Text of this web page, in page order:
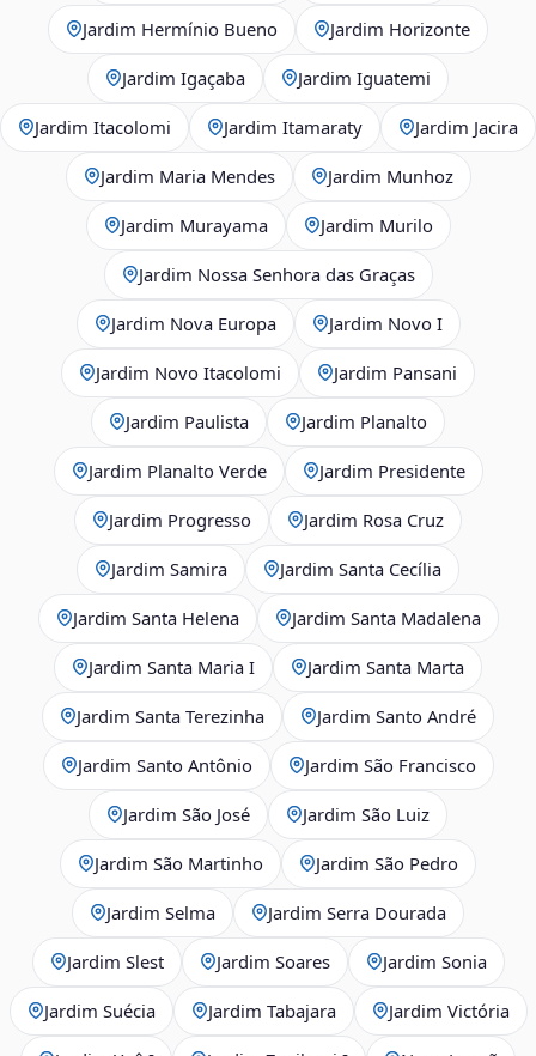
Jardim Hermínio Bueno Jardim Horizonte
Jardim Igaçaba Jardim Iguatemi
Jardim Itacolomi Jardim Itamaraty Jardim Jacira
Jardim Maria Mendes Jardim Munhoz
Jardim Murayama Jardim Murilo
Jardim Nossa Senhora das Graças
Jardim Nova Europa Jardim Novo I
Jardim Novo Itacolomi Jardim Pansani
Jardim Paulista Jardim Planalto
Jardim Planalto Verde Jardim Presidente
Jardim Progresso Jardim Rosa Cruz
Jardim Samira Jardim Santa Cecília
Jardim Santa Helena Jardim Santa Madalena
Jardim Santa Maria I Jardim Santa Marta
Jardim Santa Terezinha Jardim Santo André
Jardim Santo Antônio Jardim São Francisco
Jardim São José Jardim São Luiz
Jardim São Martinho Jardim São Pedro
Jardim Selma Jardim Serra Dourada
Jardim Slest Jardim Soares Jardim Sonia
Jardim Suécia Jardim Tabajara Jardim Victória